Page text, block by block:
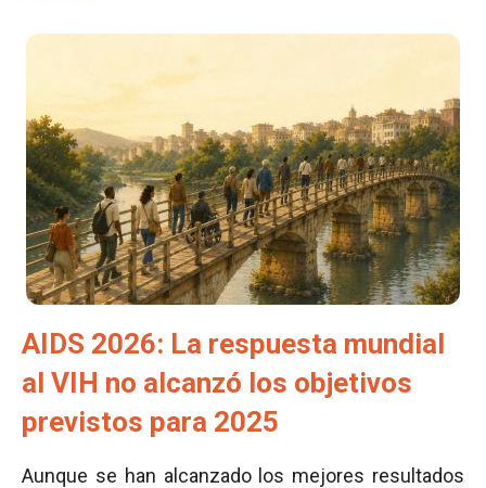
AIDS 2026: La respuesta mundial
al VIH no alcanzó los objetivos
previstos para 2025
Aunque se han alcanzado los mejores resultados